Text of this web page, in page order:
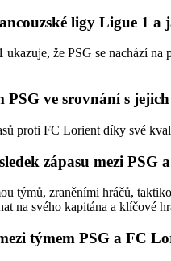
ligy Ligue 1 a
že PSG se nachází
ve srovnání s
proti FC Lorient díky své
zápasu mezi PSG
týmů, zraněními hráčů,
na svého kapitána a klíčové
týmem PSG a FC